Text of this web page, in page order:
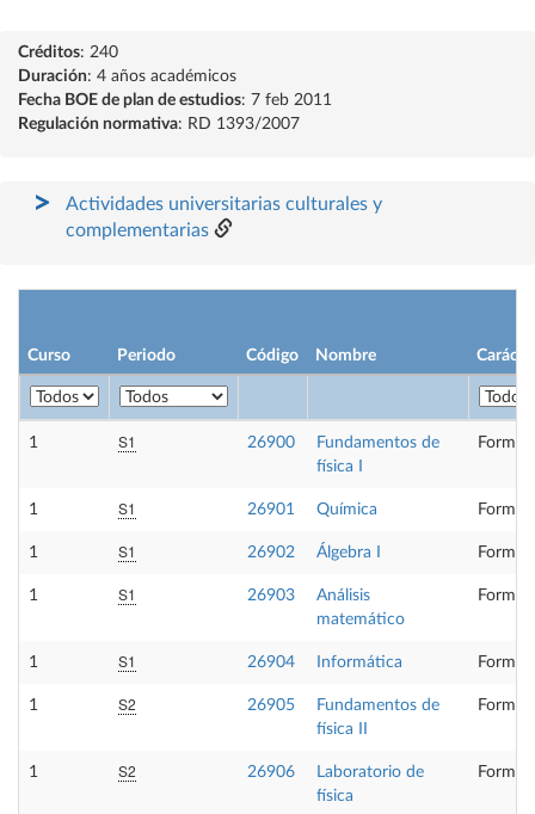
Créditos: 240
Duración: 4 años académicos
Fecha BOE de plan de estudios: 7 feb 2011
Regulación normativa: RD 1393/2007
Actividades universitarias culturales y
complementarias
Curso Periodo Código Nombre
1 S1 26900
Fundamentos de
física I
1 S1 26901 Química
1 S1 26902 Álgebra I
1 S1 26903
Análisis
matemático
1 S1 26904 Informática
1 S2 26905
Fundamentos de
física II
1 S2 26906
Laboratorio de
física